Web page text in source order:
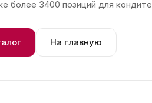
более 3400 позиций для
На главную